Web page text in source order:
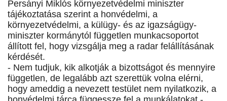
Persányi Miklós környezetvédelmi miniszter
tájékoztatása szerint a honvédelmi, a
környezetvédelmi, a külügy- és az igazságügy-
miniszter kormánytól független munkacsoportot
állított fel, hogy vizsgálja meg a radar felállításának
kérdését.
- Nem tudjuk, kik alkotják a bizottságot és mennyire
független, de legalább azt szerettük volna elérni,
hogy ameddig a nevezett testület nem nyilatkozik, a